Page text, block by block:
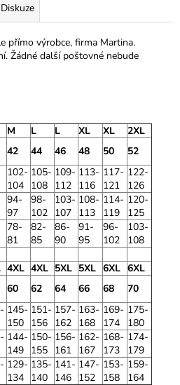
Diskuze
přímo výrobce, firma Martina.
Žádné další poštovné nebude
M L L XL XL
2XL
42 44 46 48 50
52
102-
104
105-
108
109-
112
113-
116
117-
121
122-
126
94-
97
98-
102
103-
107
108-
113
114-
119
120-
125
78-
81
82-
85
86-
90
91-
95
96-
102
103-
108
4XL 4XL 5XL 5XL 6XL 6XL
60 62 64 66 68
70
145-
150
151-
156
157-
162
163-
168
169-
174
175-
180
144-
149
150-
155
156-
161
162-
167
168-
173
174-
179
129-
134
135-
140
141-
146
147-
152
153-
158
159-
164